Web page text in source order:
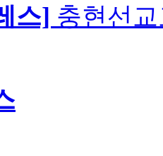
스] 충현선